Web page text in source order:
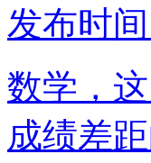
发布时
数学，
成绩差